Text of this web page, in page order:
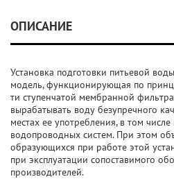
ОПИСАНИЕ
Установка подготовки питьевой воды
модель, функционирующая по
ти ступенчатой мембранной
вырабатывать воду безупречного
местах ее употребления, в том числе
водопроводных систем. При этом
образующихся при работе этой
при эксплуатации сопоставимого
производителей.